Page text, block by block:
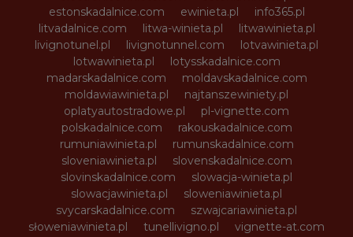
estonskadalnice.com
ewinieta.pl
info365.pl
litvadalnice.com
litwa-winieta.pl
litwawinieta.pl
livignotunel.pl
livignotunnel.com
lotvawinieta.pl
lotwawinieta.pl
lotysskadalnice.com
madarskadalnice.com
moldavskadalnice.com
moldawiawinieta.pl
najtanszewiniety.pl
oplatyautostradowe.pl
pl-vignette.com
polskadalnice.com
rakouskadalnice.com
rumuniawinieta.pl
rumunskadalnice.com
sloveniawinieta.pl
slovenskadalnice.com
slovinskadalnice.com
slowacja-winieta.pl
slowacjawinieta.pl
sloweniawinieta.pl
svycarskadalnice.com
szwajcariawinieta.pl
słoweniawinieta.pl
tunellivigno.pl
vignette-at.com